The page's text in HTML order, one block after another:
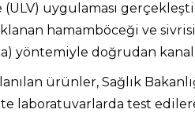
(ULV) uygulaması
hamamböceği ve
yöntemiyle doğrudan
ürünler, Sağlık
laboratuvarlarda test